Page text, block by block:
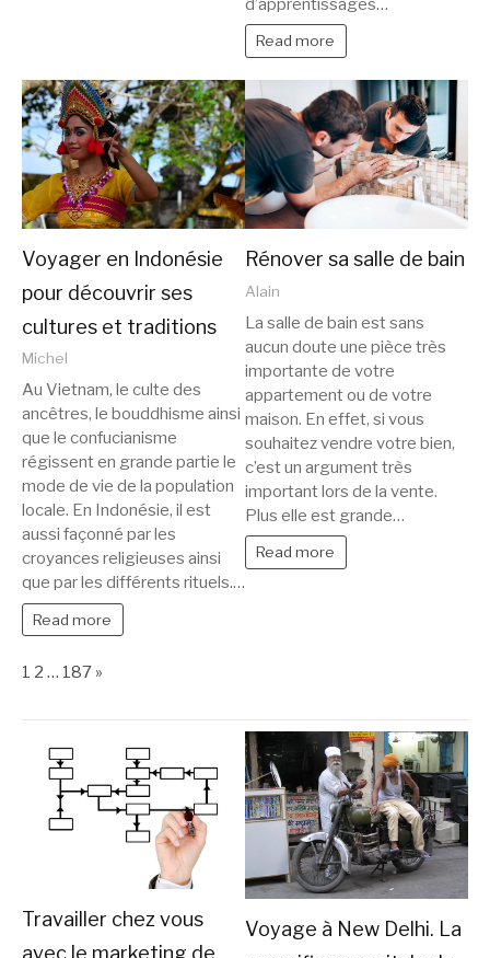
d’apprentissages…
Read more
Voyager en Indonésie
pour découvrir ses
cultures et traditions
Michel
Au Vietnam, le culte des
ancêtres, le bouddhisme ainsi
que le confucianisme
régissent en grande partie le
mode de vie de la population
locale. En Indonésie, il est
aussi façonné par les
croyances religieuses ainsi
que par les différents rituels.…
Read more
Rénover sa salle de bain
Alain
La salle de bain est sans
aucun doute une pièce très
importante de votre
appartement ou de votre
maison. En effet, si vous
souhaitez vendre votre bien,
c’est un argument très
important lors de la vente.
Plus elle est grande…
Read more
Page:
1 2 … 187 Next
»
Travailler chez vous
avec le marketing de
Voyage à New Delhi. La